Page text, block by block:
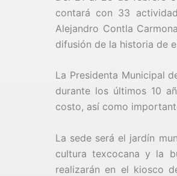
contará con 33
Alejandro Contla
difusión de la historia de
La Presidenta Municipal
durante los últimos 10
costo, así como
La sede será el jardín
cultura texcocana y la
realizarán en el kiosco